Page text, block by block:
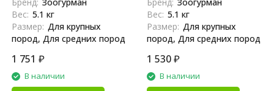
Бренд: Зоогурман
Вес: 5.1 кг
Размер: Для крупных
пород, Для средних пород
1 751 ₽
В наличии
x 6 шт
Бренд: Зоогурман
Вес: 5.1 кг
Размер: Для крупных
пород, Для средних пород
1 530₽
В наличии